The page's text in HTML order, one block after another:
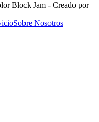
Block Jam - Creado por
Sobre Nosotros